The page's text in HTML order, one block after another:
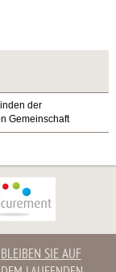
der
Gemeinschaft
BLEIBEN SIE AUF